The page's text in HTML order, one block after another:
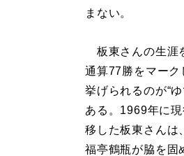
まない。
板東さんの生涯
通算77勝をマーク
挙げられるのが“
ある。1969年に
移した板東さんは
福亭鶴瓶が脇を固